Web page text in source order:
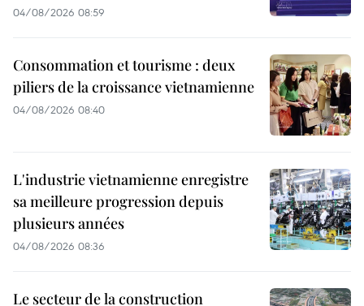
04/08/2026 08:59
Consommation et tourisme : deux
piliers de la croissance vietnamienne
04/08/2026 08:40
L'industrie vietnamienne enregistre
sa meilleure progression depuis
plusieurs années
04/08/2026 08:36
Le secteur de la construction